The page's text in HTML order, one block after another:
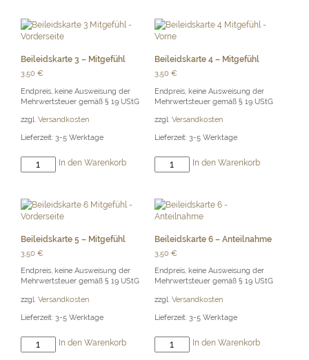
Liebe
Menge
stille
Menge
Beileidskarte 3 – Mitgefühl
3,50 €
Endpreis, keine Ausweisung der
Mehrwertsteuer gemäß § 19 UStG
zzgl. Versandkosten
Lieferzeit: 3-5 Werktage
In den Warenkorb
Beileidskarte
3
Mitgefühl
Menge
Beileidskarte 4 – Mitgefühl
3,50 €
Endpreis, keine Ausweisung der
Mehrwertsteuer gemäß § 19 UStG
zzgl. Versandkosten
Lieferzeit: 3-5 Werktage
In den Warenkorb
Beileidskarte
4
Mitgefühl
Menge
Beileidskarte 5 – Mitgefühl
3,50 €
Endpreis, keine Ausweisung der
Mehrwertsteuer gemäß § 19 UStG
zzgl. Versandkosten
Lieferzeit: 3-5 Werktage
In den Warenkorb
Beileidskarte
5
Beileidskarte 6 – Anteilnahme
3,50 €
Endpreis, keine Ausweisung der
Mehrwertsteuer gemäß § 19 UStG
zzgl. Versandkosten
Lieferzeit: 3-5 Werktage
In den Warenkorb
Beileidskarte
6